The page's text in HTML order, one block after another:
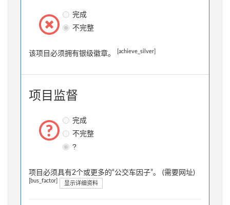
完成
不完整
该项目必须拥有银级徽章。 [achieve_silver]
项目监督
完成
不完整
?
项目必须具有2个或更多的“公交车因子”。 (需要网址)
[bus_factor] 显示详细资料